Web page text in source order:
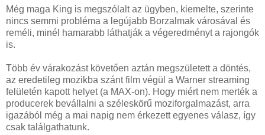
Még maga King is megszólalt az ügyben, kiemelte, szerinte
nincs semmi probléma a legújabb Borzalmak városával és
reméli, minél hamarabb láthatják a végeredményt a rajongók
is.
Több év várakozást követően aztán megszületett a döntés,
az eredetileg mozikba szánt film végül a Warner streaming
felületén kapott helyet (a MAX-on). Hogy miért nem merték a
producerek bevállalni a széleskörű moziforgalmazást, arra
igazából még a mai napig nem érkezett egyenes válasz, így
csak találgathatunk.